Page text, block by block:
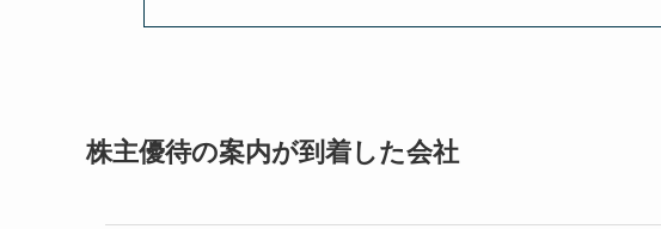
株主優待の案内が到着した会社